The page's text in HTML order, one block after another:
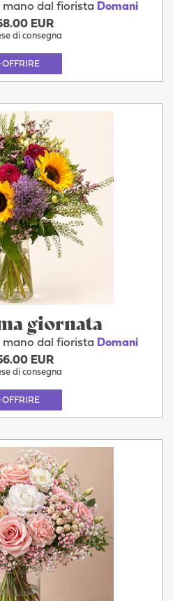
mano dal fiorista Domani
EUR
di consegna
OFFRIRE
giornata
mano dal fiorista Domani
EUR
di consegna
OFFRIRE